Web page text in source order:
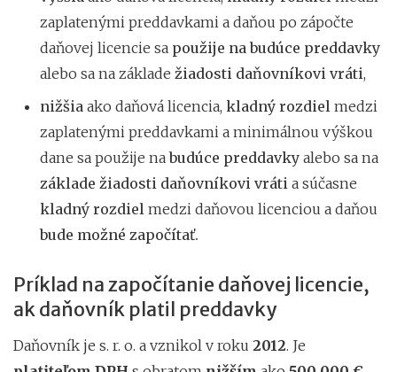
zaplatenými preddavkami a daňou po zápočte
daňovej licencie sa použije na budúce preddavky
alebo sa na základe žiadosti daňovníkovi vráti,
nižšia ako daňová licencia, kladný rozdiel medzi
zaplatenými preddavkami a minimálnou výškou
dane sa použije nabudúce preddavky alebo sa na
základe žiadosti daňovníkovi vráti a súčasne
kladný rozdiel medzi daňovou licenciou a daňou
bude možné započítať.
Príklad na započítanie daňovej licencie,
ak daňovník platil preddavky
Daňovník je s. r. o. a vznikol v roku 2012. Je